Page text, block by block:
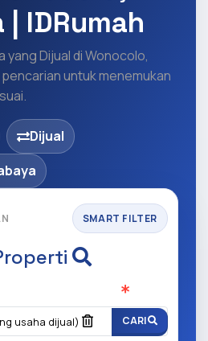
IDRumah
yang Dijual di Wonocolo,
untuk menemukan
Dijual
SMART FILTER
usaha dijual) CARI